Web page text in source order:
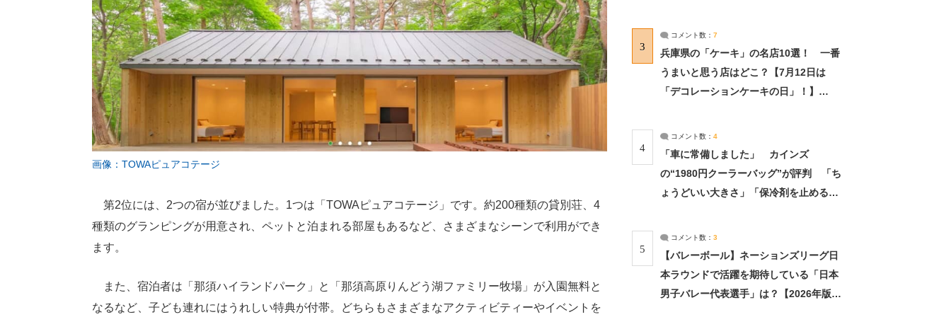
画像：TOWAピュアコテージ
第2位には、2つの宿が並びました。1つは「TOWAピュアコテージ」です。約200種類の貸別荘、4
種類のグランピングが用意され、ペットと泊まれる部屋もあるなど、さまざまなシーンで利用ができ
ます。
また、宿泊者は「那須ハイランドパーク」と「那須高原りんどう湖ファミリー牧場」が入園無料と
なるなど、子ども連れにはうれしい特典が付帯。どちらもさまざまなアクティビティーやイベントを
3
コメント数： 7
兵庫県の「ケーキ」の名店10選！ 一番
うまいと思う店はどこ？【7月12日は
「デコレーションケーキの日」！】
4
コメント数： 4
「車に常備しました」 カインズ
の“1980円クーラーバッグ”が評判 「ち
ょうどいい大きさ」「保冷剤を止めるベ
5
コメント数： 3
【バレーボール】ネーションズリーグ日
本ラウンドで活躍を期待している「日本
男子バレー代表選手」は？【2026年版・